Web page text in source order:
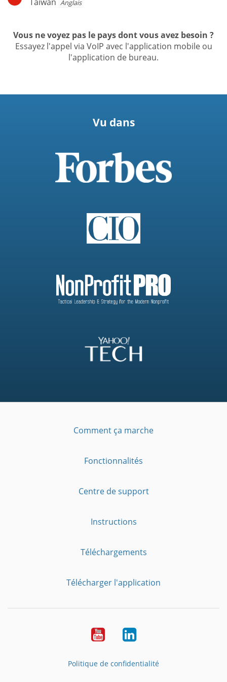
Anglais
Vous ne voyez pas le pays dont vous avez besoin ?
Essayez l'appel via VoIP avec l'application mobile ou
l'application de bureau.
Vu dans
Comment ça marche
Fonctionnalités
Centre de support
Instructions
Téléchargements
Télécharger l'application
YouTubeLinkedIn
Politique de confidentialité